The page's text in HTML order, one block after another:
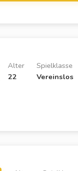
Spielklasse
Vereinslos
Alter
22